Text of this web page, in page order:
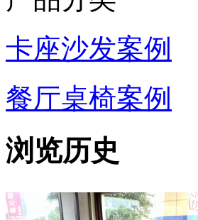
卡座沙发案例
餐厅桌椅案例
浏览历史